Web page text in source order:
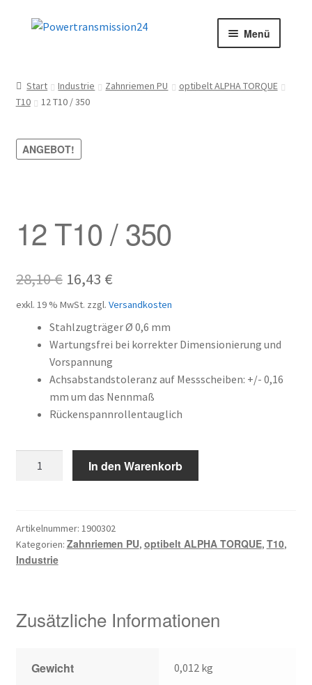
Zur
Zum
Menü
AGB
Blog
Kontakt
Kundeninformationen
Mein Konto
Shop
Warenkorb
Zahlungsarten
Start Industrie Zahnriemen PU
optibelt ALPHA TORQUE
T10
12 T10 / 350
ANGEBOT!
12 T10 / 350
28,10€ Ursprünglicher
Preis
war:
28,10 €
16,43 €Aktueller
Preis
ist:
16,43 €.
exkl. 19 % MwSt. zzgl. Versandkosten
Stahlzugträger Ø 0,6 mm
Wartungsfrei bei korrekter Dimensionierung und
Vorspannung
Achsabstandstoleranz auf Messscheiben: +/- 0,16
mm um das Nennmaß
Rückenspannrollentauglich
Menge
In den Warenkorb
Artikelnummer: 1900302
Kategorien: Zahnriemen PU, optibelt ALPHA TORQUE, T10,
Industrie
Zusätzliche Informationen
Gewicht 0,012 kg